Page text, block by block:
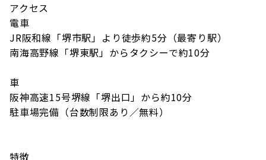
アクセス
電車
JR阪和線「堺市駅」より徒歩約5分（最寄り駅）
南海高野線「堺東駅」からタクシーで約10分
車
阪神高速15号堺線「堺出口」から約10分
駐車場完備（台数制限あり／無料）
特徴